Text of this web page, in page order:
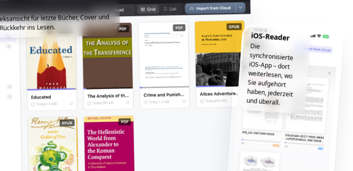
für letzte Bücher, Cover und
ins Lesen.
iOS-Reader
Die
synchronisierte
iOS-App – dort
weiterlesen, wo
Sie aufgehört
haben, jederzeit
und überall.